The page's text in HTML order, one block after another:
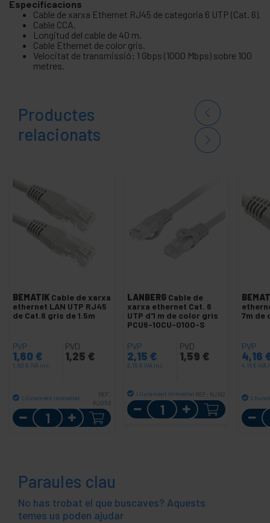
Especificacions
Cable de xarxa Ethernet RJ45 de categoria 6 UTP (Cat. 6).
Cable CCA.
Longitud del cable de 40 m.
Cable Ethernet de color gris.
Velocitat de transmissió: 1 Gbps (1000 Mbps) sobre 100
metres.
Productes
relacionats
BEMATIK Cable de xarxa
ethernet LAN UTP RJ45
de Cat.6 gris de 1.5m
PVP
1,60 €
1,60 € IVA inc.
PVD
1,25 €
Lliurament immediat
REF:
RJ056
Quantitat
LANBERG Cable de
xarxa ethernet Cat. 6
UTP d'1 m de color gris
PCU6-10CU-0100-S
PVP
2,15 €
2,15 € IVA inc.
PVD
1,59 €
Lliurament immediat REF: RJ182
Quantitat
7m de
PVP
4,16
4,16 € IVA
Paraules clau
No has trobat el que buscaves? Aquests
temes us poden ajudar